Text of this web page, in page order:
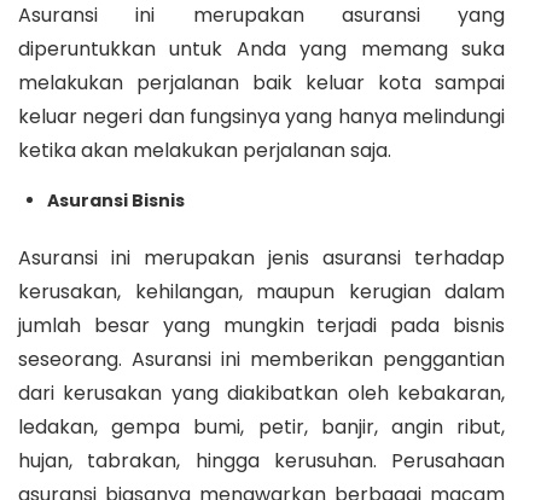
Asuransi ini merupakan asuransi yang
diperuntukkan untuk Anda yang memang suka
melakukan perjalanan baik keluar kota sampai
keluar negeri dan fungsinya yang hanya melindungi
ketika akan melakukan perjalanan saja.
Asuransi Bisnis
Asuransi ini merupakan jenis asuransi terhadap
kerusakan, kehilangan, maupun kerugian dalam
jumlah besar yang mungkin terjadi pada bisnis
seseorang. Asuransi ini memberikan penggantian
dari kerusakan yang diakibatkan oleh kebakaran,
ledakan, gempa bumi, petir, banjir, angin ribut,
hujan, tabrakan, hingga kerusuhan. Perusahaan